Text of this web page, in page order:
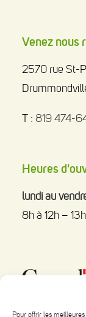
Pour offrir les
Venez nous
2570 rue St-
T : 819 474-
Heures
lundi au
8h à 12h –